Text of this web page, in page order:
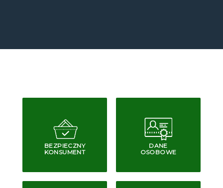
BEZPIECZNY
KONSUMENT
DANE
OSOBOWE